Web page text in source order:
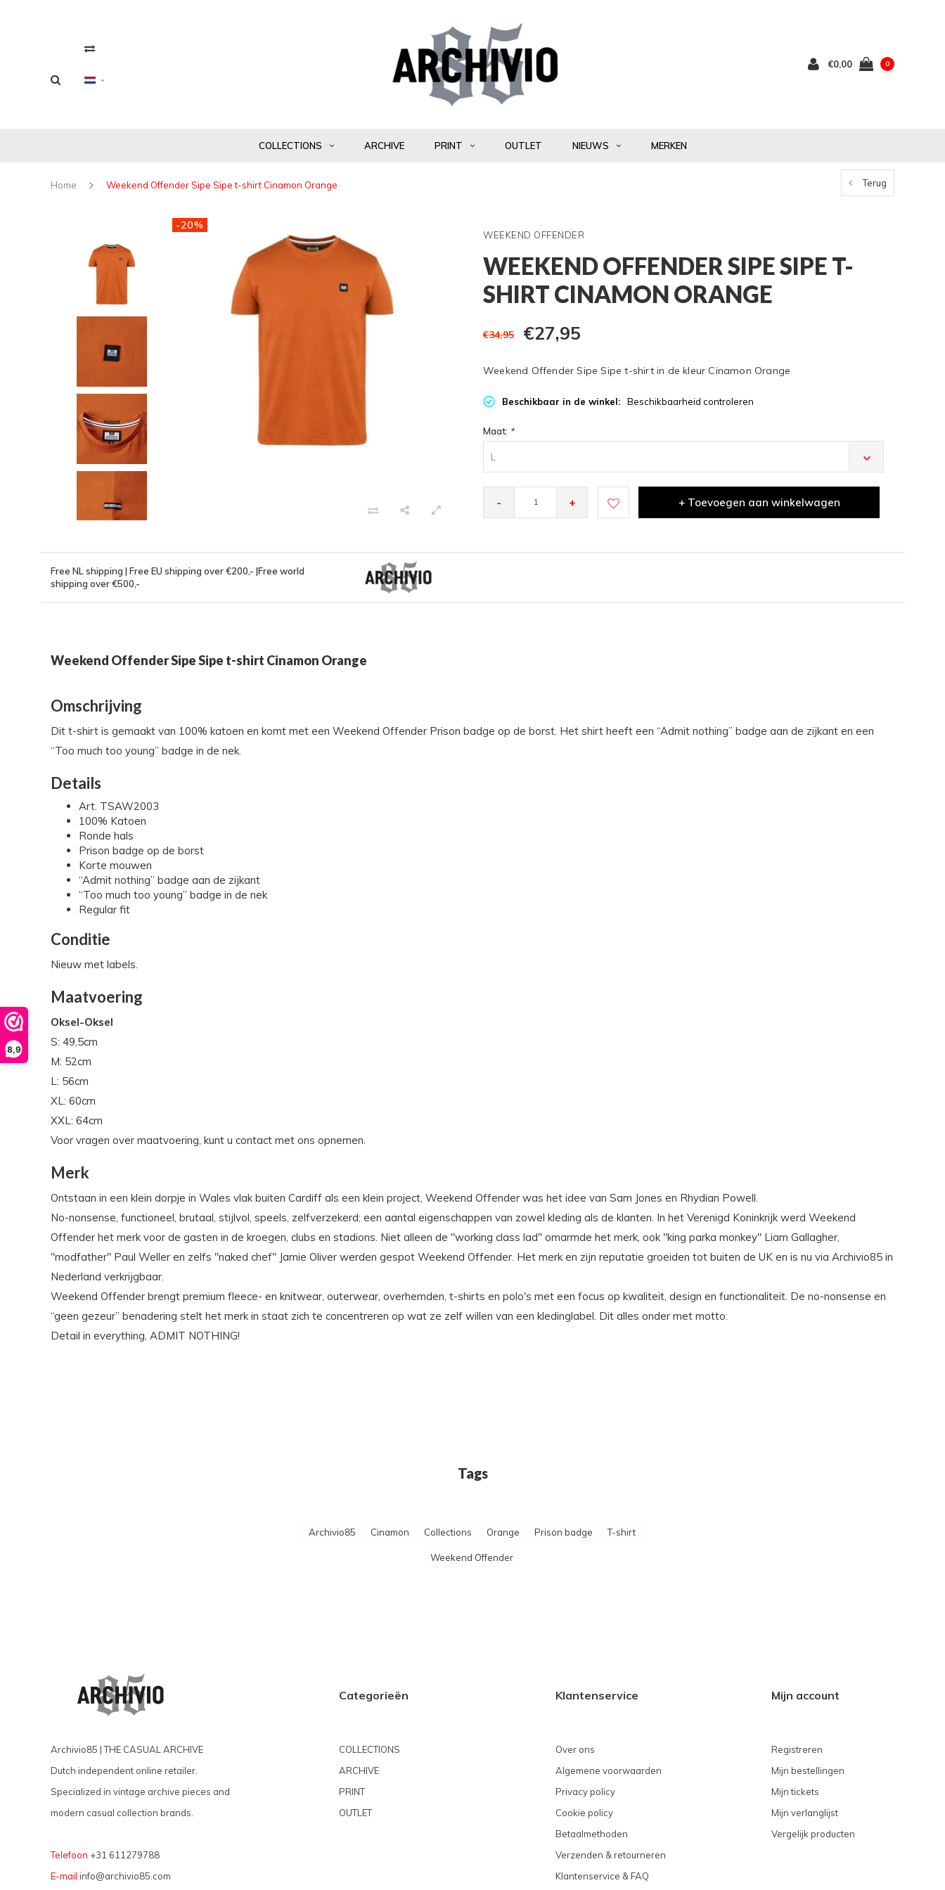
8,9
€0,00 0
COLLECTIONS ARCHIVE PRINT OUTLET NIEUWS MERKEN
Home Weekend Offender Sipe Sipe t-shirt Cinamon Orange Terug
-20%
WEEKEND OFFENDER
WEEKEND OFFENDER SIPE SIPE T-
SHIRT CINAMON ORANGE
€34,95 €27,95
Weekend Offender Sipe Sipe t-shirt in de kleur Cinamon Orange
Beschikbaar in de winkel: Beschikbaarheid controleren
Maat: *
L
- + + Toevoegen aan winkelwagen
Free NL shipping | Free EU shipping over €200,- |Free world
shipping over €500,-
Weekend Offender Sipe Sipe t-shirt Cinamon Orange
Omschrijving
Dit t-shirt is gemaakt van 100% katoen en komt met een Weekend Offender Prison badge op de borst. Het shirt heeft een “Admit nothing” badge aan de zijkant en een
“Too much too young” badge in de nek.
Details
Art. TSAW2003
100% Katoen
Ronde hals
Prison badge op de borst
Korte mouwen
“Admit nothing” badge aan de zijkant
“Too much too young” badge in de nek
Regular fit
Conditie
Nieuw met labels.
Maatvoering
Oksel-Oksel
S: 49,5cm
M: 52cm
L: 56cm
XL: 60cm
XXL: 64cm
Voor vragen over maatvoering, kunt u contact met ons opnemen.
Merk
Ontstaan in een klein dorpje in Wales vlak buiten Cardiff als een klein project, Weekend Offender was het idee van Sam Jones en Rhydian Powell.
No-nonsense, functioneel, brutaal, stijlvol, speels, zelfverzekerd; een aantal eigenschappen van zowel kleding als de klanten. In het Verenigd Koninkrijk werd Weekend
Offender het merk voor de gasten in de kroegen, clubs en stadions. Niet alleen de "working class lad" omarmde het merk, ook "king parka monkey" Liam Gallagher,
"modfather" Paul Weller en zelfs "naked chef" Jamie Oliver werden gespot Weekend Offender. Het merk en zijn reputatie groeiden tot buiten de UK en is nu via Archivio85 in
Nederland verkrijgbaar.
Weekend Offender brengt premium fleece- en knitwear, outerwear, overhemden, t-shirts en polo's met een focus op kwaliteit, design en functionaliteit. De no-nonsense en
“geen gezeur” benadering stelt het merk in staat zich te concentreren op wat ze zelf willen van een kledinglabel. Dit alles onder met motto:
Detail in everything, ADMIT NOTHING!
Tags
Archivio85 Cinamon Collections Orange Prison badge T-shirt
Weekend Offender
Archivio85 | THE CASUAL ARCHIVE
Dutch independent online retailer.
Specialized in vintage archive pieces and
modern casual collection brands.
Telefoon +31 611279788
E-mail info@archivio85.com
Categorieën
COLLECTIONS
ARCHIVE
PRINT
OUTLET
Klantenservice
Over ons
Algemene voorwaarden
Privacy policy
Cookie policy
Betaalmethoden
Verzenden & retourneren
Klantenservice & FAQ
Mijn account
Registreren
Mijn bestellingen
Mijn tickets
Mijn verlanglijst
Vergelijk producten